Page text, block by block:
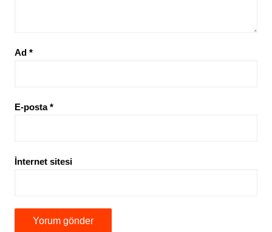
Ad *
E-posta*
İnternet sitesi